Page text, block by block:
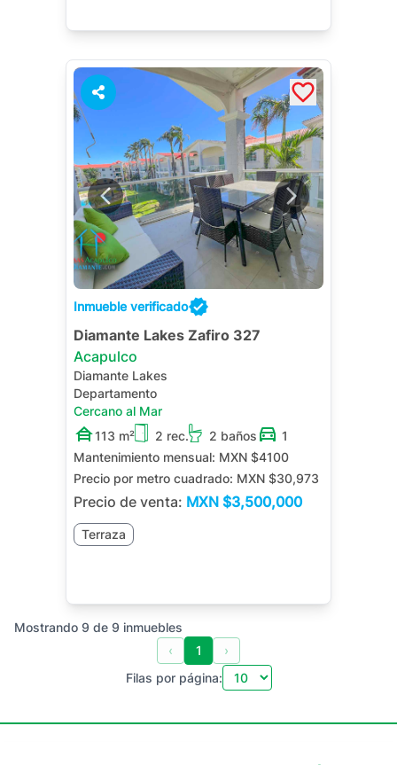
Inmueble verificado
Diamante Lakes Zafiro 327
Acapulco
Diamante Lakes
Departamento
Cercano al Mar
113 m²
2 rec. 2 baños
1
Mantenimiento mensual: MXN $4100
Precio por metro cuadrado: MXN $30,973
Precio de venta: MXN $3,500,000
Terraza
Mostrando 9 de 9 inmuebles
‹
1
›
Filas por página: